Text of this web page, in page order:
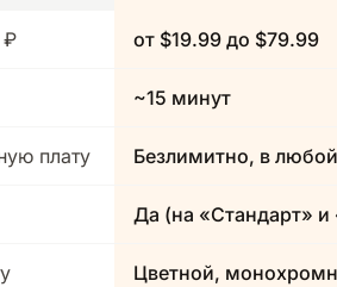
₽ от $19.99 до $79.99
~15 минут
плату Безлимитно, в
Да (на «Стандарт» и
Цветной,